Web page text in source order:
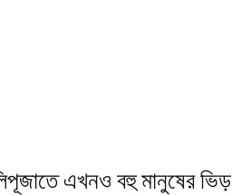
এখনও বহু মানুষের ভিড়